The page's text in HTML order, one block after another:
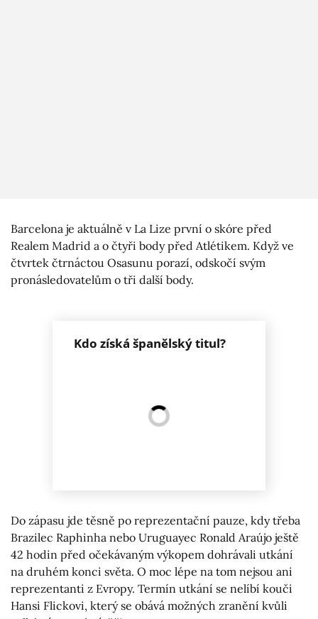
Barcelona je aktuálně v La Lize první o skóre před
Realem Madrid a o čtyři body před Atlétikem. Když ve
čtvrtek čtrnáctou Osasunu porazí, odskočí svým
pronásledovatelům o tři další body.
Kdo získá španělský titul?
Do zápasu jde těsně po reprezentační pauze, kdy třeba
Brazilec Raphinha nebo Uruguayec Ronald Araújo ještě
42 hodin před očekávaným výkopem dohrávali utkání
na druhém konci světa. O moc lépe na tom nejsou ani
reprezentanti z Evropy. Termín utkání se nelíbí kouči
Hansi Flickovi, který se obává možných zranění kvůli